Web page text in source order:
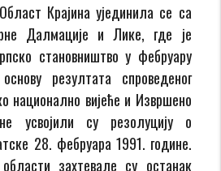
Крајина ујединила се са
Далмације и Лике, где је
становништво у фебруару
резултата спроведеног
национално вијеће и Извршено
усвојили су резолуцију о
28. фебруара 1991. године.
захтевале су останак